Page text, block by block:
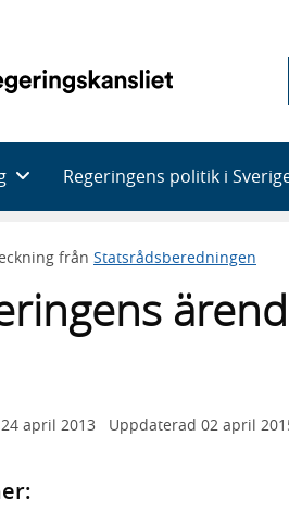
Regeringens politik i
från Statsrådsberedningen
24 april 2013 Uppdaterad 02 april